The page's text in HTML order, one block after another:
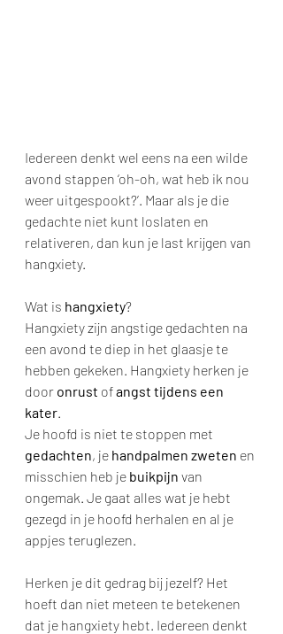
Iedereen denkt wel eens na een wilde
avond stappen ‘oh-oh, wat heb ik nou
weer uitgespookt?’. Maar als je die
gedachte niet kunt loslaten en
relativeren, dan kun je last krijgen van
hangxiety.
Wat is hangxiety?
Hangxiety zijn angstige gedachten na
een avond te diep in het glaasje te
hebben gekeken. Hangxiety herken je
door onrust of angst tijdens een
kater.
Je hoofd is niet te stoppen met
gedachten, je handpalmen zweten en
misschien heb je buikpijn van
ongemak. Je gaat alles wat je hebt
gezegd in je hoofd herhalen en al je
appjes teruglezen.
Herken je dit gedrag bij jezelf? Het
hoeft dan niet meteen te betekenen
dat je hangxiety hebt. Iedereen denkt